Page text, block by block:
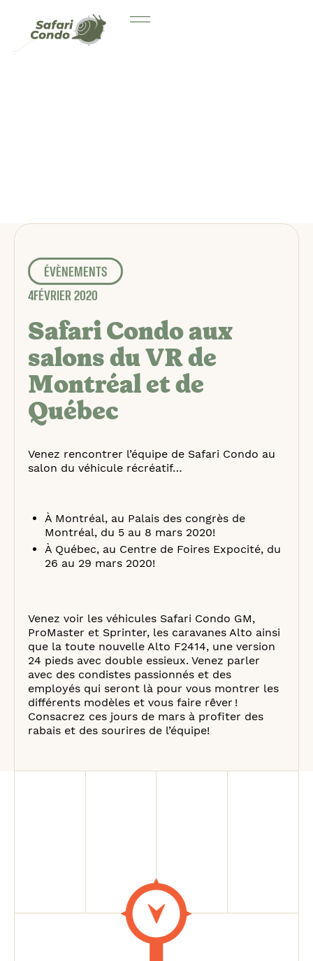
ÉVÈNEMENTS
4FÉVRIER 2020
Safari Condo aux
salons du VR de
Montréal et de
Québec
Venez rencontrer l’équipe de Safari Condo au
salon du véhicule récréatif…
À Montréal, au Palais des congrès de
Montréal, du 5 au 8 mars 2020!
À Québec, au Centre de Foires Expocité, du
26 au 29 mars 2020!
Venez voir les véhicules Safari Condo GM,
ProMaster et Sprinter, les caravanes Alto ainsi
que la toute nouvelle Alto F2414, une version
24 pieds avec double essieux. Venez parler
avec des condistes passionnés et des
employés qui seront là pour vous montrer les
différents modèles et vous faire rêver !
Consacrez ces jours de mars à profiter des
rabais et des sourires de l’équipe!